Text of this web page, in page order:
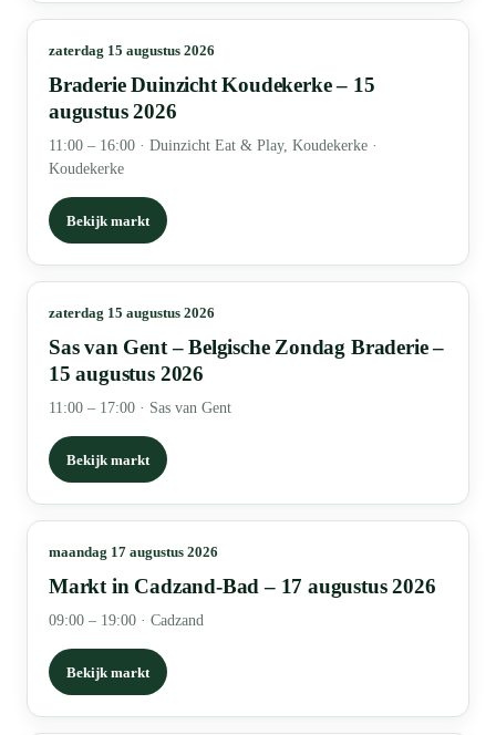
zaterdag 15 augustus 2026
Braderie Duinzicht Koudekerke – 15
augustus 2026
11:00 – 16:00 · Duinzicht Eat & Play, Koudekerke ·
Koudekerke
Bekijk markt
zaterdag 15 augustus 2026
Sas van Gent – Belgische Zondag Braderie –
15 augustus 2026
11:00 – 17:00 · Sas van Gent
Bekijk markt
maandag 17 augustus 2026
Markt in Cadzand-Bad – 17 augustus 2026
09:00 – 19:00 · Cadzand
Bekijk markt